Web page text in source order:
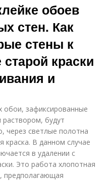
обоев
стен. Как
стены к
краски
и
обои, зафиксированные
будут
через светлые полотна
краска. В данном случае
в удалении с
Это работа хлопотная
предполагающая